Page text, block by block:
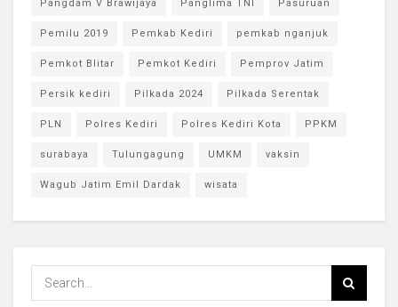
Pangdam V Brawijaya Panglima TNI Pasuruan
Pemilu 2019 Pemkab Kediri pemkab nganjuk
Pemkot Blitar Pemkot Kediri Pemprov Jatim
Persik kediri Pilkada 2024 Pilkada Serentak
PLN Polres Kediri Polres Kediri Kota PPKM
surabaya Tulungagung UMKM vaksin
Wagub Jatim Emil Dardak wisata